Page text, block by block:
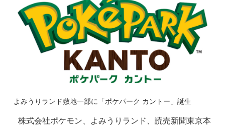
よみうりランド敷地一部に「ポケパーク カントー」誕生
株式会社ポケモン、よみうりランド、読売新聞東京本